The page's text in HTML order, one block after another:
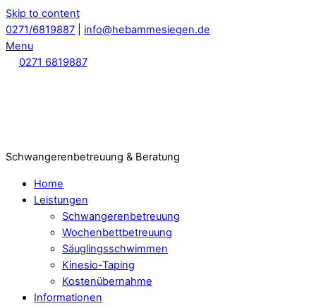
Skip to content
0271/6819887
info@hebammesiegen.de
Menu
0271 6819887
Schwangerenbetreuung & Beratung
Home
Leistungen
Schwangerenbetreuung
Wochenbettbetreuung
Säuglingsschwimmen
Kinesio-Taping
Kostenübernahme
Informationen